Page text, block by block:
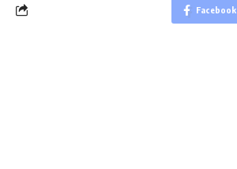
Facebook